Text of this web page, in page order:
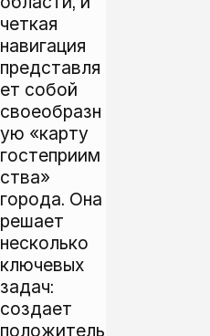
четкая
навигация
представля
ет собой
своеобразн
ую «карту
гостеприим
ства»
города. Она
решает
несколько
ключевых
задач:
создает
положитель